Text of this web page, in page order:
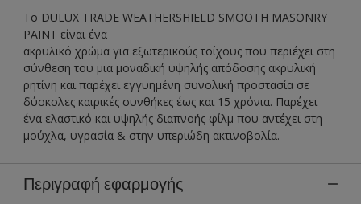
Το DULUX TRADE WEATHERSHIELD SMOOTH MASONRY
PAINT είναι ένα
ακρυλικό χρώμα για εξωτερικούς τοίχους που περιέχει στη
σύνθεση του μια μοναδική υψηλής απόδοσης ακρυλική
ρητίνη και παρέχει εγγυημένη συνολική προστασία σε
δύσκολες καιρικές συνθήκες έως και 15 χρόνια. Παρέχει
ένα ελαστικό και υψηλής διαπνοής φίλμ που αντέχει στη
μούχλα, υγρασία & στην υπεριώδη ακτινοβολία.
Περιγραφή εφαρμογής